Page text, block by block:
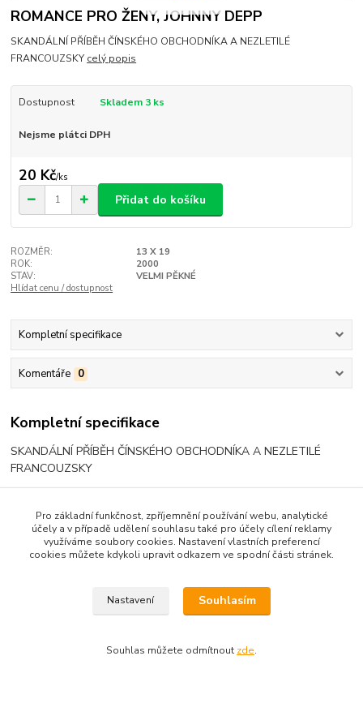
ROMANCE PRO ŽENY, JOHNNY DEPP
SKANDÁLNÍ PŘÍBĚH ČÍNSKÉHO OBCHODNÍKA A NEZLETILÉ
FRANCOUZSKY celý popis
Dostupnost Skladem 3 ks
Nejsme plátci DPH
20 Kč/ks
Přidat do košíku
ROZMĚR:
13 X 19
ROK:
2000
STAV:
VELMI PĚKNÉ
Hlídat cenu / dostupnost
Kompletní specifikace
Komentáře 0
Kompletní specifikace
SKANDÁLNÍ PŘÍBĚH ČÍNSKÉHO OBCHODNÍKA A NEZLETILÉ
FRANCOUZSKY
Zboží zařazeno v kategoriích
FILM ZAHRANIČÍ
Pro základní funkčnost, zpříjemnění používání webu, analytické
účely a v případě udělení souhlasu také pro účely cílení reklamy
využíváme soubory cookies. Nastavení vlastních preferencí
cookies můžete kdykoli upravit odkazem ve spodní části stránek.
Nastavení Souhlasím
Souhlas můžete odmítnout zde.